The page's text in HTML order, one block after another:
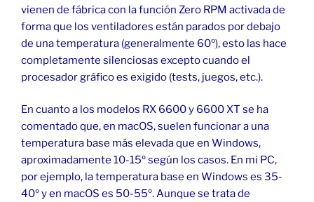
vienen de fábrica con la función Zero RPM activada de
forma que los ventiladores están parados por debajo
de una temperatura (generalmente 60º), esto las hace
completamente silenciosas excepto cuando el
procesador gráfico es exigido (tests, juegos, etc.).
En cuanto a los modelos RX 6600 y 6600 XT se ha
comentado que, en macOS, suelen funcionar a una
temperatura base más elevada que en Windows,
aproximadamente 10-15º según los casos. En mi PC,
por ejemplo, la temperatura base en Windows es 35-
40º y en macOS es 50-55º. Aunque se trata de